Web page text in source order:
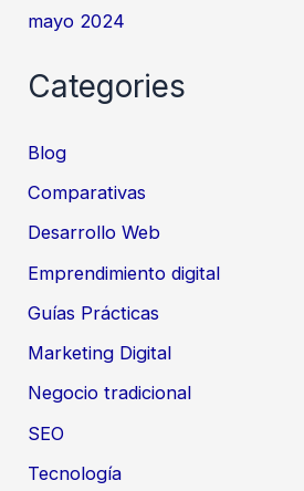
mayo 2024
Categories
Blog
Comparativas
Desarrollo Web
Emprendimiento digital
Guías Prácticas
Marketing Digital
Negocio tradicional
SEO
Tecnología